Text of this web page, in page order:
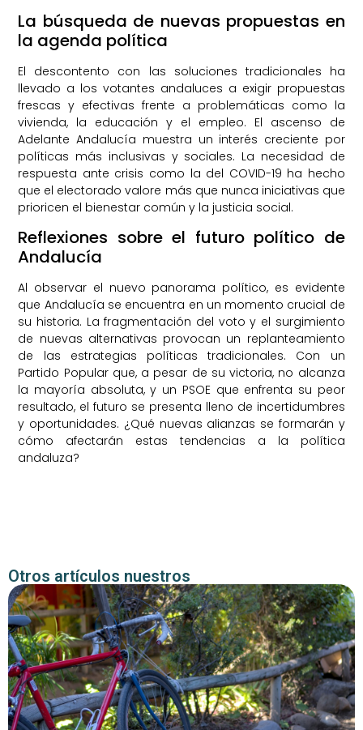
La búsqueda de nuevas propuestas en
la agenda política
El descontento con las soluciones tradicionales ha
llevado a los votantes andaluces a exigir propuestas
frescas y efectivas frente a problemáticas como la
vivienda, la educación y el empleo. El ascenso de
Adelante Andalucía muestra un interés creciente por
políticas más inclusivas y sociales. La necesidad de
respuesta ante crisis como la del COVID-19 ha hecho
que el electorado valore más que nunca iniciativas que
prioricen el bienestar común y la justicia social.
Reflexiones sobre el futuro político de
Andalucía
Al observar el nuevo panorama político, es evidente
que Andalucía se encuentra en un momento crucial de
su historia. La fragmentación del voto y el surgimiento
de nuevas alternativas provocan un replanteamiento
de las estrategias políticas tradicionales. Con un
Partido Popular que, a pesar de su victoria, no alcanza
la mayoría absoluta, y un PSOE que enfrenta su peor
resultado, el futuro se presenta lleno de incertidumbres
y oportunidades. ¿Qué nuevas alianzas se formarán y
cómo afectarán estas tendencias a la política
andaluza?
Otros artículos nuestros